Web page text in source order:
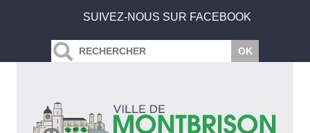
SUIVEZ-NOUS SUR FACEBOOK